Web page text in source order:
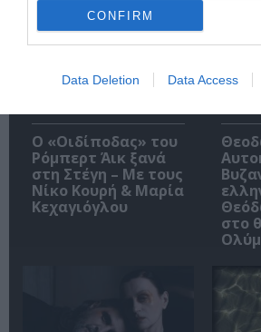
CONFIRM
Data Deletion Data Access
O «Οιδίποδας» του
Ρόμπερτ Άικ ξανά
στη Στέγη – Με τους
Νίκο Κουρή & Μαρία
Κεχαγιόγλου
στο